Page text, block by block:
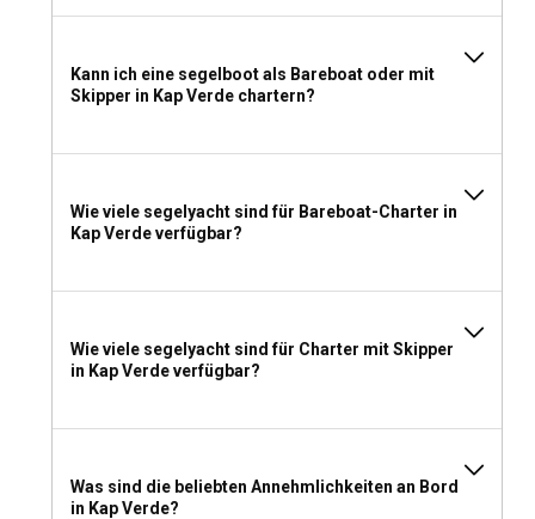
Kapverden gehören Sonnenschutzartikel, leichte,
atmungsaktive Kleidung, festes Schuhwerk zum Erkunden
Kann ich eine segelboot als Bareboat oder mit
Skipper in Kap Verde chartern?
Wie viele segelyacht sind für Bareboat-Charter in
Kap Verde verfügbar?
Wie viele segelyacht sind für Charter mit Skipper
in Kap Verde verfügbar?
Was sind die beliebten Annehmlichkeiten an Bord
in Kap Verde?